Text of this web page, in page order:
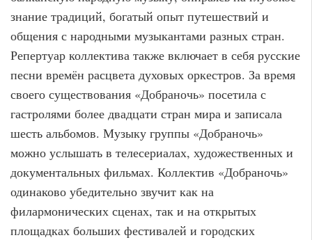
знание традиций, богатый опыт путешествий и
общения с народными музыкантами разных стран.
Репертуар коллектива также включает в себя русские
песни времён расцвета духовых оркестров. За время
своего существования «Добраночь» посетила с
гастролями более двадцати стран мира и записала
шесть альбомов. Музыку группы «Добраночь»
можно услышать в телесериалах, художественных и
документальных фильмах. Коллектив «Добраночь»
одинаково убедительно звучит как на
филармонических сценах, так и на открытых
площадках больших фестивалей и городских